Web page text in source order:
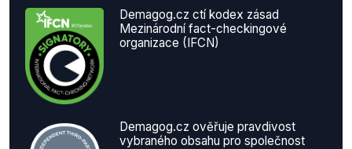
Demagog.cz ctí kodex zásad
Mezinárodní fact-checkingové
organizace (IFCN)
Demagog.cz ověřuje pravdivost
vybraného obsahu pro společnost